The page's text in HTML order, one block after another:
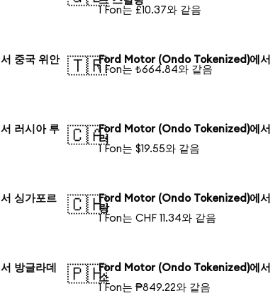
1 Fon는 £10.37와 같음
중국 위안
🇹🇷Ford Motor (Ondo Tokenized)에서
1 Fon는 ₺664.84와 같음
러시아 루
🇨🇦Ford Motor (Ondo Tokenized)에서
러
1 Fon는 $19.55와 같음
싱가포르
🇨🇭Ford Motor (Ondo Tokenized)에서
랑
1 Fon는 CHF 11.34와 같음
방글라데
🇵🇭Ford Motor (Ondo Tokenized)에서
소
1 Fon는 ₱849.22와 같음